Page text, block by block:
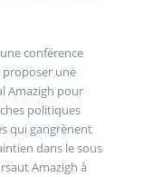
conférence
une
Amazigh pour
politiques
qui gangrènent
dans le sous
Amazigh à